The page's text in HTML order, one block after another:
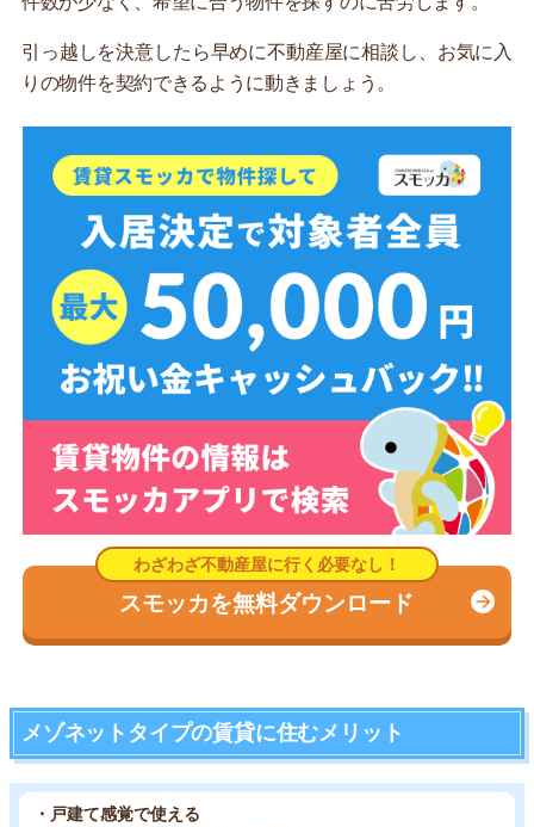
引っ越しを決意したら早めに不動産屋に相談し、お気に入
りの物件を契約できるように動きましょう。
スモッカを無料ダウンロード
メゾネットタイプの賃貸に住むメリット
・戸建て感覚で使える